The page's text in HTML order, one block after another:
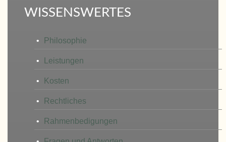
WISSENSWERTES
Philosophie
Leistungen
Kosten
Rechtliches
Rahmenbedigungen